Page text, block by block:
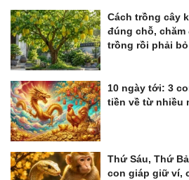
Cách trồng cây
đúng chỗ, chăm
trồng rồi phải bỏ
10 ngày tới: 3
tiền về từ nhiều
Thứ Sáu, Thứ
con giáp giữ ví,